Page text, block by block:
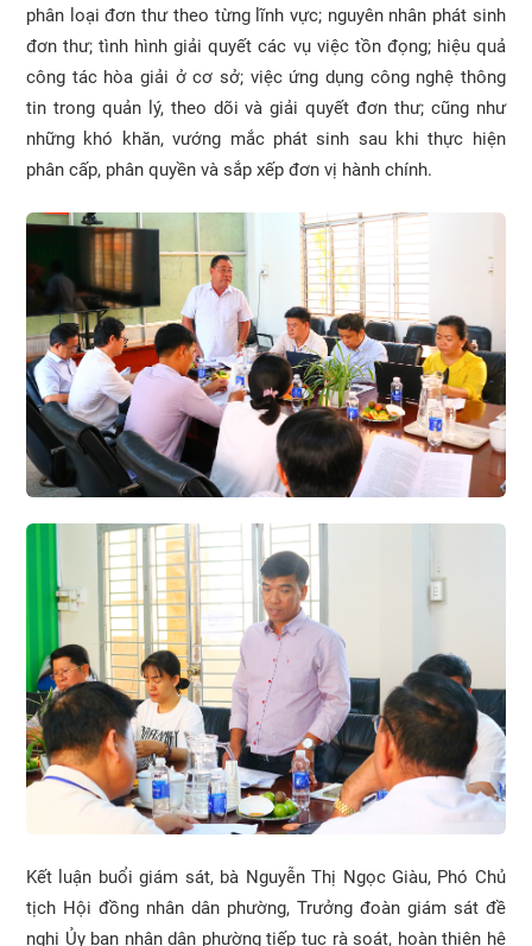
phân loại đơn thư theo từng lĩnh vực; nguyên nhân phát sinh
đơn thư; tình hình giải quyết các vụ việc tồn đọng; hiệu quả
công tác hòa giải ở cơ sở; việc ứng dụng công nghệ thông
tin trong quản lý, theo dõi và giải quyết đơn thư; cũng như
những khó khăn, vướng mắc phát sinh sau khi thực hiện
phân cấp, phân quyền và sắp xếp đơn vị hành chính.
Kết luận buổi giám sát, bà Nguyễn Thị Ngọc Giàu, Phó Chủ
tịch Hội đồng nhân dân phường, Trưởng đoàn giám sát đề
nghị Ủy ban nhân dân phường tiếp tục rà soát, hoàn thiện hệ